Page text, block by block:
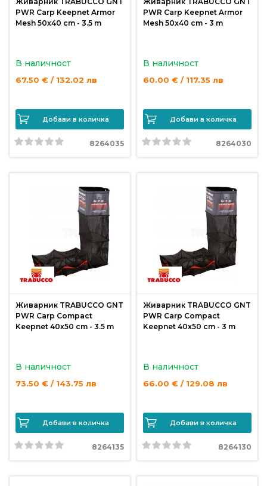
PWR Carp Keepnet Armor
Mesh 50x40 cm - 3.5 m
В наличност
67.50 € / 132.02 лв
Добави в количка
8264035
PWR Carp Keepnet Armor
Mesh 50x40 cm - 3 m
В наличност
60.00 € / 117.35 лв
Добави в количка
8264030
Живарник TRABUCCO GNT
PWR Carp Compact
Keepnet 40x50 cm - 3.5 m
В наличност
73.50 € / 143.75 лв
Добави в количка
8264135
Живарник TRABUCCO GNT
PWR Carp Compact
Keepnet 40x50 cm - 3 m
В наличност
66.00 € / 129.08 лв
Добави в количка
8264130